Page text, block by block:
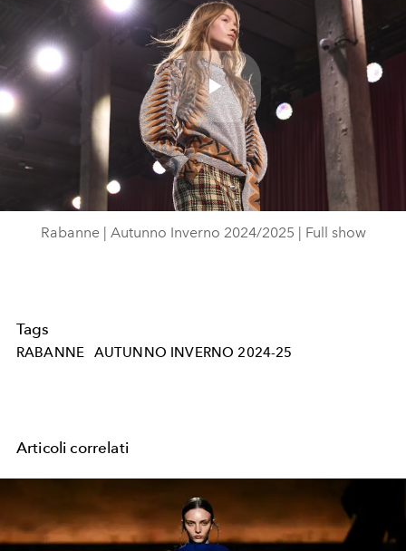
Play
Video
Rabanne | Autunno Inverno 2024/2025 | Full show
Tags
RABANNE AUTUNNO INVERNO 2024-25
Articoli correlati